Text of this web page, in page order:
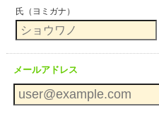
氏（ヨミガナ）
メールアドレス